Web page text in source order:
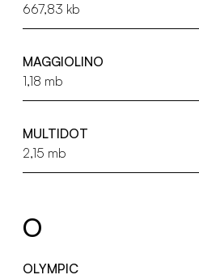
667,83 kb
MAGGIOLINO
1,18 mb
MULTIDOT
2,15 mb
O
OLYMPIC